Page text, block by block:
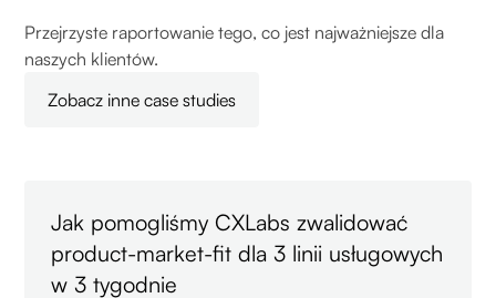
Przejrzyste raportowanie tego, co jest najważniejsze dla
naszych klientów.
Zobacz inne case studies
Jak pomogliśmy CXLabs zwalidować
product-market-fit dla 3 linii usługowych
w 3 tygodnie